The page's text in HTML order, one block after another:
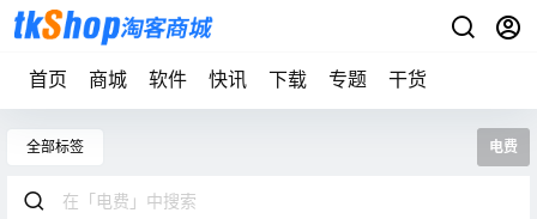
首页 商城 软件 快讯 下载 专题 干货
全部标签 电费